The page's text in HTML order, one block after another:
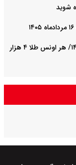
شوید
آخرین قیمت طلا و سکه امروز جمعه ۱۶ مرداد ۱۴۰۵/ هر اونس طلا ۴ هزار